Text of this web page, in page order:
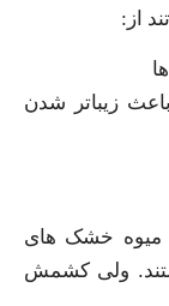
از:
زیباتر شدن
میوه خشک های
ولی کشمش